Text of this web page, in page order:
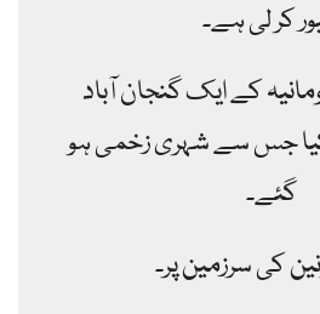
کر لی ہے۔
کے ایک گنجان آباد
جس سے شہری زخمی ہو
گئے۔
کی سرزمین پر۔